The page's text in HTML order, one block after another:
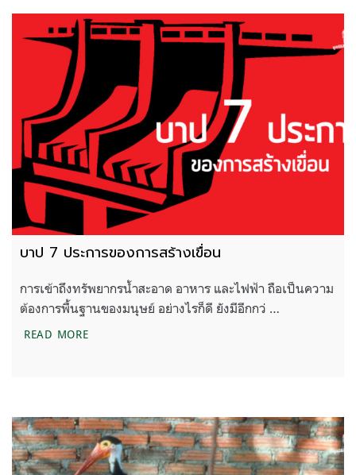
บาป 7 ประการของการสร้างเขื่อน
การเข้าถึงทรัพยากรน้ำสะอาด อาหาร และไฟฟ้า ถือเป็นความ
ต้องการพื้นฐานของมนุษย์ อย่างไรก็ดี ยังมีอีกกว่ …
READ MOREบาป 7 ประการของการสร้างเขื่อน